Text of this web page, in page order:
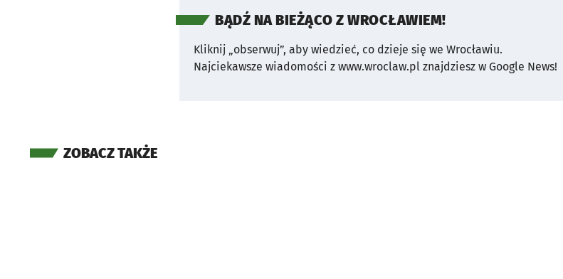
BĄDŹ NA BIEŻĄCO Z WROCŁAWIEM!
Kliknij „obserwuj”, aby wiedzieć, co dzieje się we Wrocławiu.
Najciekawsze wiadomości z www.wroclaw.pl znajdziesz w Google News!
ZOBACZ TAKŻE